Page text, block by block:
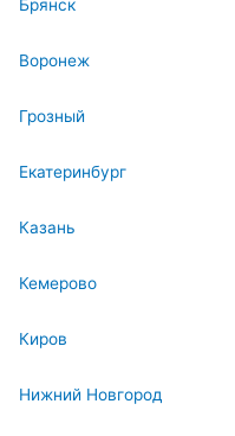
Брянск
Воронеж
Грозный
Екатеринбург
Казань
Кемерово
Киров
Нижний Новгород